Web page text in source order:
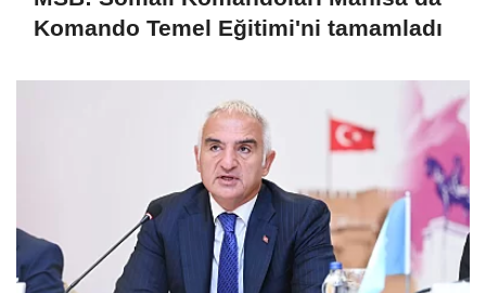
Komando Temel Eğitimi'ni tamamladı